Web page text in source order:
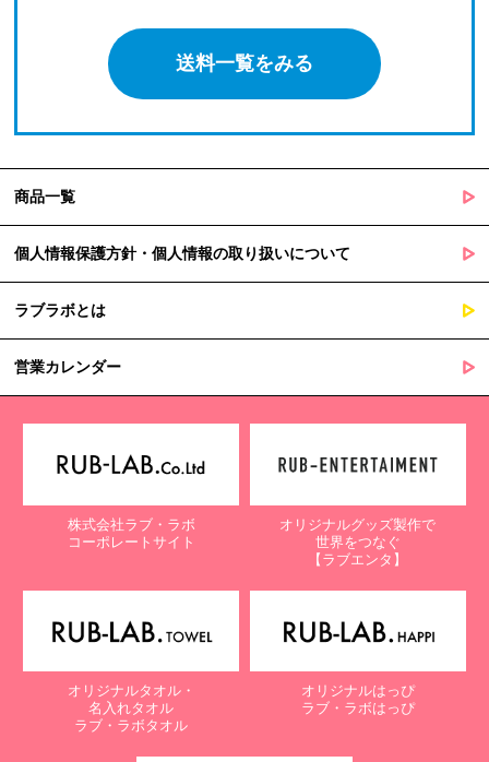
送料一覧をみる
商品一覧
個人情報保護方針・個人情報の取り扱いについて
ラブラボとは
営業カレンダー
株式会社ラブ・ラボ
コーポレートサイト
オリジナルグッズ製作で
世界をつなぐ
【ラブエンタ】
オリジナルタオル・
名入れタオル
ラブ・ラボタオル
オリジナルはっぴ
ラブ・ラボはっぴ